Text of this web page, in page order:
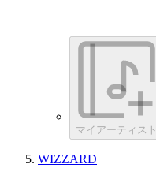
マイアーティスト
WIZZARD